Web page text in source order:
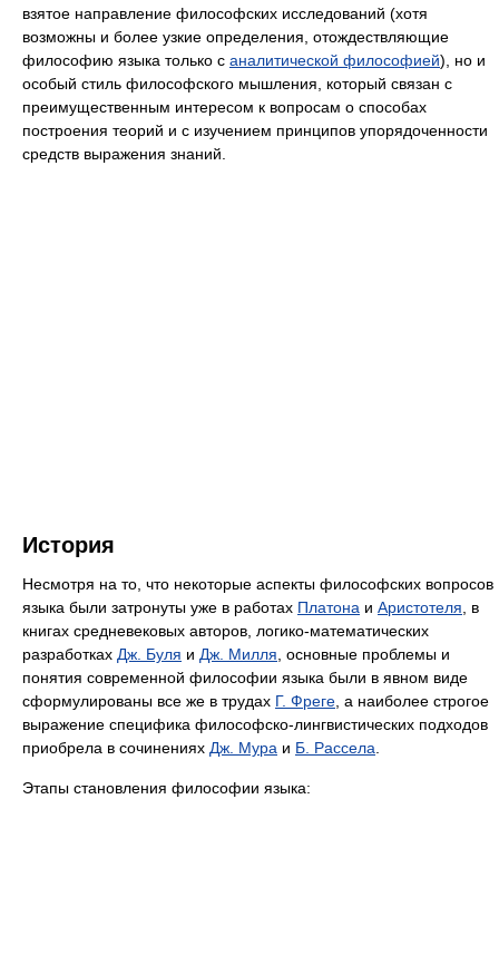
взятое направление философских исследований (хотя
возможны и более узкие определения, отождествляющие
философию языка только с аналитической философией), но и
особый стиль философского мышления, который связан с
преимущественным интересом к вопросам о способах
построения теорий и с изучением принципов упорядоченности
средств выражения знаний.
История
Несмотря на то, что некоторые аспекты философских вопросов
языка были затронуты уже в работах Платона и Аристотеля , в
книгах средневековых авторов, логико-математических
разработках Дж. Буля и Дж. Милля , основные проблемы и
понятия современной философии языка были в явном виде
сформулированы все же в трудах Г. Фреге , а наиболее строгое
выражение специфика философско-лингвистических подходов
приобрела в сочинениях Дж. Мура и Б. Рассела
Этапы становления философии языка: